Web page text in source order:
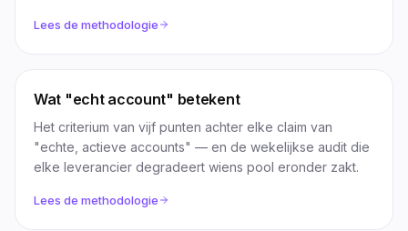
Lees de methodologie
Wat "echt account" betekent
Het criterium van vijf punten achter elke claim van
"echte, actieve accounts" — en de wekelijkse audit die
elke leverancier degradeert wiens pool eronder zakt.
Lees de methodologie